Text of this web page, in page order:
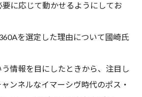
要に応じて動かせるようにしてお
を選定した理由について國崎氏
う情報を目にしたときから、注目し
ンネルなイマーシヴ時代のポス・